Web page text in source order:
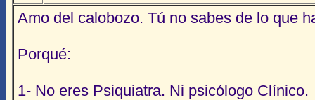
Amo del calobozo. Tú no sabes de lo que
Porqué:
1- No eres Psiquiatra. Ni psicólogo Clínico.